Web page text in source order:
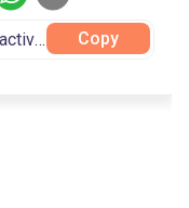
Copy